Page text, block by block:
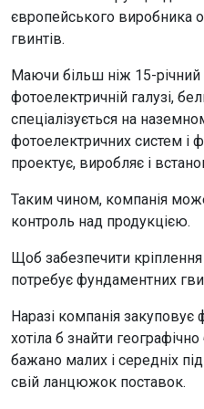
європейського виробника
гвинтів.
Маючи більш ніж 15-річний
фотоелектричній галузі,
спеціалізується на
фотоелектричних систем і
проектує, виробляє і
Таким чином, компанія
контроль над продукцією.
Щоб забезпечити кріплення
потребує фундаментних
Наразі компанія закуповує
хотіла б знайти
бажано малих і середніх
свій ланцюжок поставок.